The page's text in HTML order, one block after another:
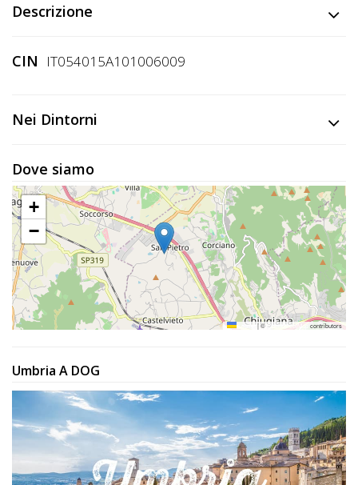
con
Attività
Accedi
Registrati
Descrizione
CIN IT054015A101006009
Nei Dintorni
Dove siamo
+
−
Leaflet|©OpenStreetMap contributors
Umbria A DOG